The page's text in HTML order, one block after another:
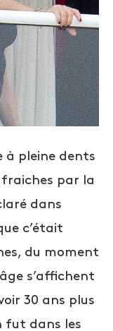
à pleine dents
fraiches par la
dans
c’était
du moment
s’affichent
30 ans plus
fut dans les